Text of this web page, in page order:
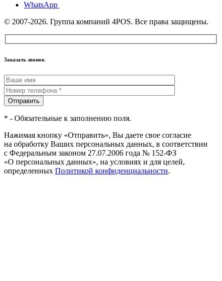
WhatsApp
© 2007-2026. Группа компаний 4POS. Все права защищены.
Заказать звонок
Отправить
* - Обязательные к заполнению поля.
Нажимая кнопку «Отправить», Вы даете свое согласие
на обработку Ваших персональных данных, в соответствии
с Федеральным законом 27.07.2006 года № 152-ФЗ
«О персональных данных», на условиях и для целей,
определенных Политикой конфиденциальности.